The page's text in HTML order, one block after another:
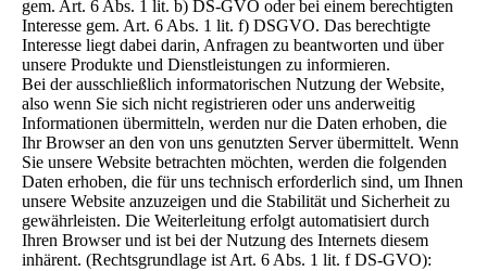
gem. Art. 6 Abs. 1 lit. b) DS-GVO oder bei einem berechtigten
Interesse gem. Art. 6 Abs. 1 lit. f) DSGVO. Das berechtigte
Interesse liegt dabei darin, Anfragen zu beantworten und über
unsere Produkte und Dienstleistungen zu informieren.
Bei der ausschließlich informatorischen Nutzung der Website,
also wenn Sie sich nicht registrieren oder uns anderweitig
Informationen übermitteln, werden nur die Daten erhoben, die
Ihr Browser an den von uns genutzten Server übermittelt. Wenn
Sie unsere Website betrachten möchten, werden die folgenden
Daten erhoben, die für uns technisch erforderlich sind, um Ihnen
unsere Website anzuzeigen und die Stabilität und Sicherheit zu
gewährleisten. Die Weiterleitung erfolgt automatisiert durch
Ihren Browser und ist bei der Nutzung des Internets diesem
inhärent. (Rechtsgrundlage ist Art. 6 Abs. 1 lit. f DS-GVO):